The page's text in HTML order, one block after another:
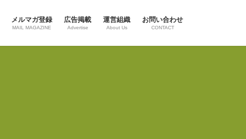
メルマガ登録
MAIL MAGAZINE
広告掲載
Advertise
運営組織
About Us
お問い合わせ
CONTACT